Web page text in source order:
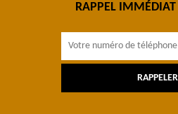
RAPPEL IMMÉDIAT